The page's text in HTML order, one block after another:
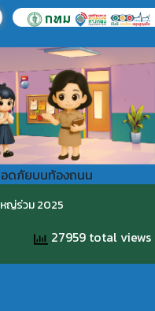
อดภัยบนท้องถนน
หญ่ร่วม 2025
27959 total views